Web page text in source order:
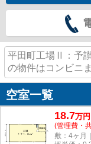
平田町工場Ⅱ：予
の物件はコンビニ
空室一覧
18.7万円
(管理費・
敷：4ヶ月